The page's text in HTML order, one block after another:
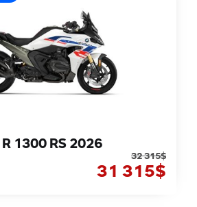
1300 RS 2026
32 315$
31 315$